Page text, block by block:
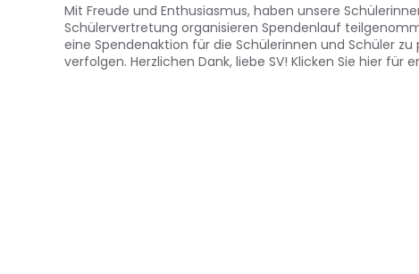
Mit Freude und Enthusiasmus, haben unsere
Schülervertretung organisieren Spendenlauf
eine Spendenaktion für die Schülerinnen und Schüler zu
verfolgen. Herzlichen Dank, liebe SV! Klicken Sie hier für